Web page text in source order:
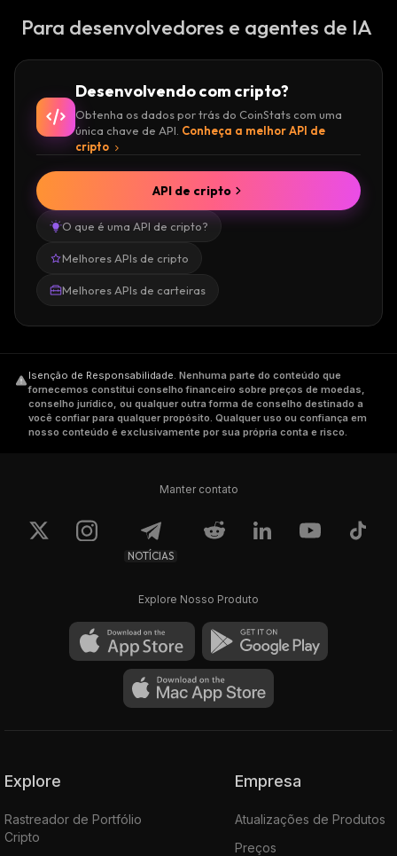
Para desenvolvedores e agentes de IA
Desenvolvendo com cripto?
Obtenha os dados por trás do CoinStats com uma
única chave de API. Conheça a melhor API de
cripto
O que é uma API de cripto?
Melhores APIs de cripto
Melhores APIs de carteiras
API de cripto
Isenção de Responsabilidade. Nenhuma parte do conteúdo que
fornecemos constitui conselho financeiro sobre preços de moedas,
conselho jurídico, ou qualquer outra forma de conselho destinado a
você confiar para qualquer propósito. Qualquer uso ou confiança em
nosso conteúdo é exclusivamente por sua própria conta e risco.
Manter contato
NOTÍCIAS
Explore Nosso Produto
Explore
Rastreador de Portfólio
Cripto
Empresa
Atualizações de Produtos
Preços